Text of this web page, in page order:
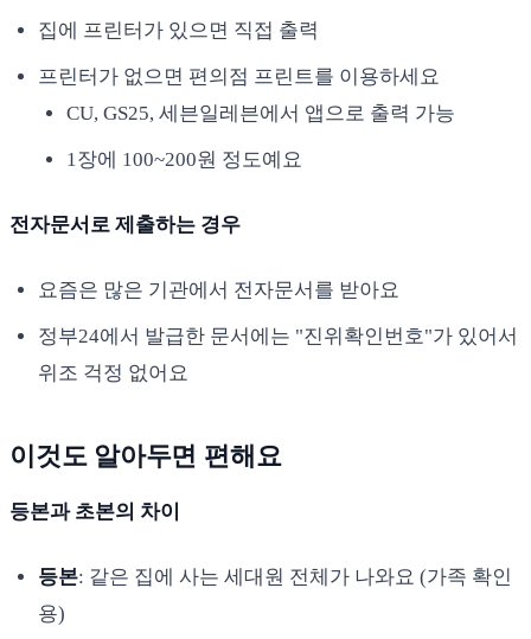
집에 프린터가 있으면 직접 출력
프린터가 없으면 편의점 프린트를 이용하세요
CU, GS25, 세븐일레븐에서 앱으로 출력 가능
1장에 100~200원 정도예요
전자문서로 제출하는 경우
요즘은 많은 기관에서 전자문서를 받아요
정부24에서 발급한 문서에는 "진위확인번호"가 있어서
위조 걱정 없어요
이것도 알아두면 편해요
등본과 초본의 차이
등본: 같은 집에 사는 세대원 전체가 나와요 (가족 확인
용)